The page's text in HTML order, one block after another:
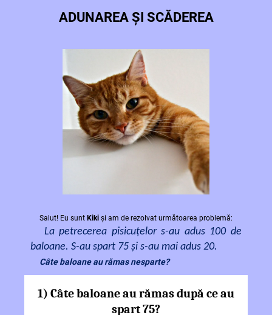
ADUNAREA ȘI SCĂDEREA
Salut! Eu sunt Kiki și am de rezolvat următoarea problemă:
La petrecerea pisicuțelor s-au adus 100 de
baloane. S-au spart 75 și s-au mai adus 20.
Câte baloane au rămas nesparte?
1) Câte baloane au rămas după ce au
spart 75?